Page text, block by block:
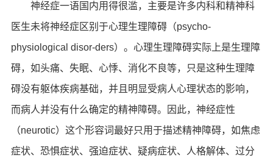
神经症一语国内用得很滥，主要是许多内科和精神科
医生未将神经症区别于心理生理障碍（psycho-
physiological disor-ders）。心理生理障碍实际上是生理障
碍，如头痛、失眠、心悸、消化不良等，只是这种生理障
碍没有躯体疾病基础，并且明显受病人心理状态的影响，
而病人并没有什么确定的精神障碍。因此，神经症性
（neurotic）这个形容词最好只用于描述精神障碍，如焦虑
症状、恐惧症状、强迫症状、疑病症状、人格解体、过分